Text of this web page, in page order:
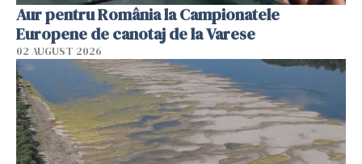
Aur pentru România la Campionatele
Europene de canotaj de la Varese
02 AUGUST 2026